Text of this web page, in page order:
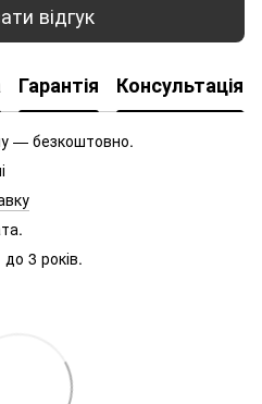
відгук
Гарантія Консультація
— безкоштовно.
до 3 років.